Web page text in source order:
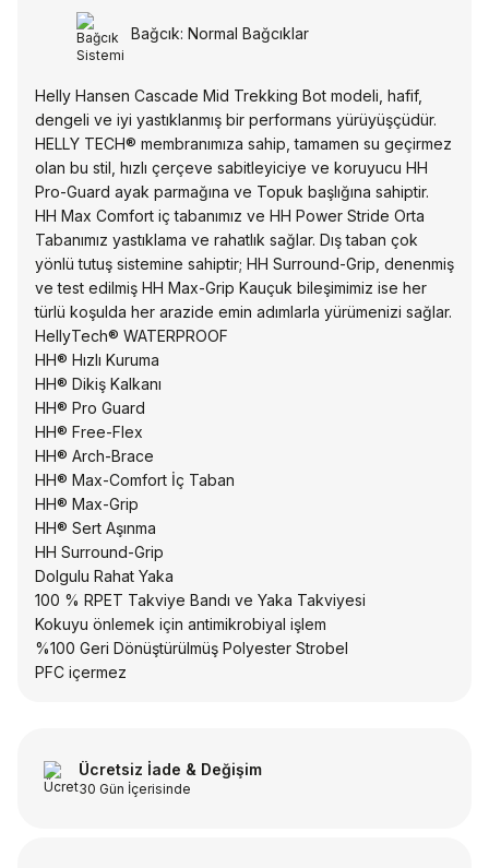
Bağcık: Normal Bağcıklar
Helly Hansen Cascade Mid Trekking Bot modeli, hafif,
dengeli ve iyi yastıklanmış bir performans yürüyüşçüdür.
HELLY TECH® membranımıza sahip, tamamen su geçirmez
olan bu stil, hızlı çerçeve sabitleyiciye ve koruyucu HH
Pro-Guard ayak parmağına ve Topuk başlığına sahiptir.
HH Max Comfort iç tabanımız ve HH Power Stride Orta
Tabanımız yastıklama ve rahatlık sağlar. Dış taban çok
yönlü tutuş sistemine sahiptir; HH Surround-Grip, denenmiş
ve test edilmiş HH Max-Grip Kauçuk bileşimimiz ise her
türlü koşulda her arazide emin adımlarla yürümenizi sağlar.
HellyTech® WATERPROOF
HH® Hızlı Kuruma
HH® Dikiş Kalkanı
HH® Pro Guard
HH® Free-Flex
HH® Arch-Brace
HH® Max-Comfort İç Taban
HH® Max-Grip
HH® Sert Aşınma
HH Surround-Grip
Dolgulu Rahat Yaka
100 % RPET Takviye Bandı ve Yaka Takviyesi
Kokuyu önlemek için antimikrobiyal işlem
%100 Geri Dönüştürülmüş Polyester Strobel
PFC içermez
Ücretsiz İade & Değişim
30 Gün İçerisinde